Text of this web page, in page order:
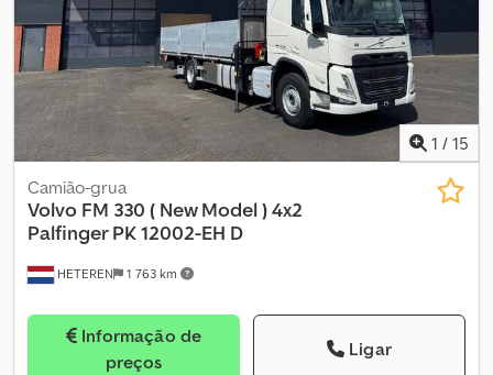
preços indicados não incluem o imposto sobre veículos (BPM) e
são válidos apenas para exportação.
1 / 15
HETEREN 1 763 km
Camião-grua
Volvo FM 330 ( New Model ) 4x2
Palfinger PK 12002-EH D
Informação de
preços
Ligar